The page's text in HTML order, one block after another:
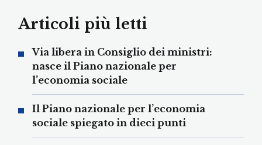
Articoli più letti
Via libera in Consiglio dei ministri:
nasce il Piano nazionale per
l’economia sociale
Il Piano nazionale per l’economia
sociale spiegato in dieci punti